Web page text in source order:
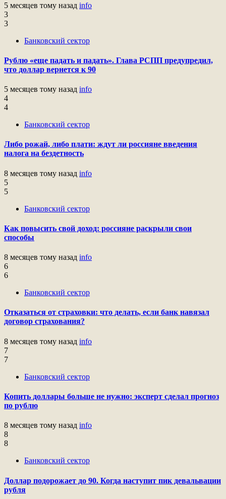
5 месяцев тому назад info
3
3
Банковский сектор
Рублю «еще падать и падать». Глава РСПП предупредил,
что доллар вернется к 90
5 месяцев тому назад info
4
4
Банковский сектор
Либо рожай, либо плати: ждут ли россияне введения
налога на бездетность
8 месяцев тому назад info
5
5
Банковский сектор
Как повысить свой доход: россияне раскрыли свои
способы
8 месяцев тому назад info
6
6
Банковский сектор
Отказаться от страховки: что делать, если банк навязал
договор страхования?
8 месяцев тому назад info
7
7
Банковский сектор
Копить доллары больше не нужно: эксперт сделал прогноз
по рублю
8 месяцев тому назад info
8
8
Банковский сектор
Доллар подорожает до 90. Когда наступит пик девальвации
рубля